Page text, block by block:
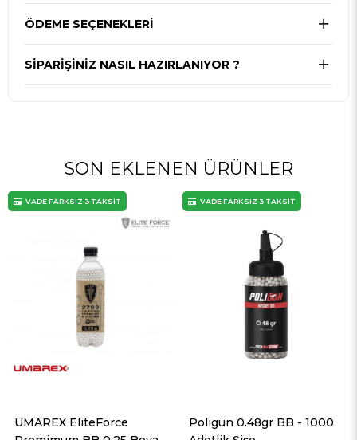
ÖDEME SEÇENEKLERI
SIPARIŞINIZ NASIL HAZIRLANIYOR ?
SON EKLENEN ÜRÜNLER
UMAREX EliteForce
VADE FARKSIZ 3 TAKSİT
Poligun 0.48gr BB - 1000
VADE FARKSIZ 3 TAKSİT